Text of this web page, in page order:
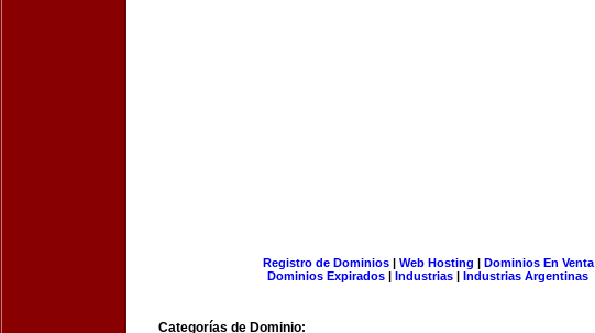
Registro de Dominios| Web Hosting | Dominios En Venta
Dominios Expirados | Industrias | Industrias Argentinas
Categorías de Dominio: